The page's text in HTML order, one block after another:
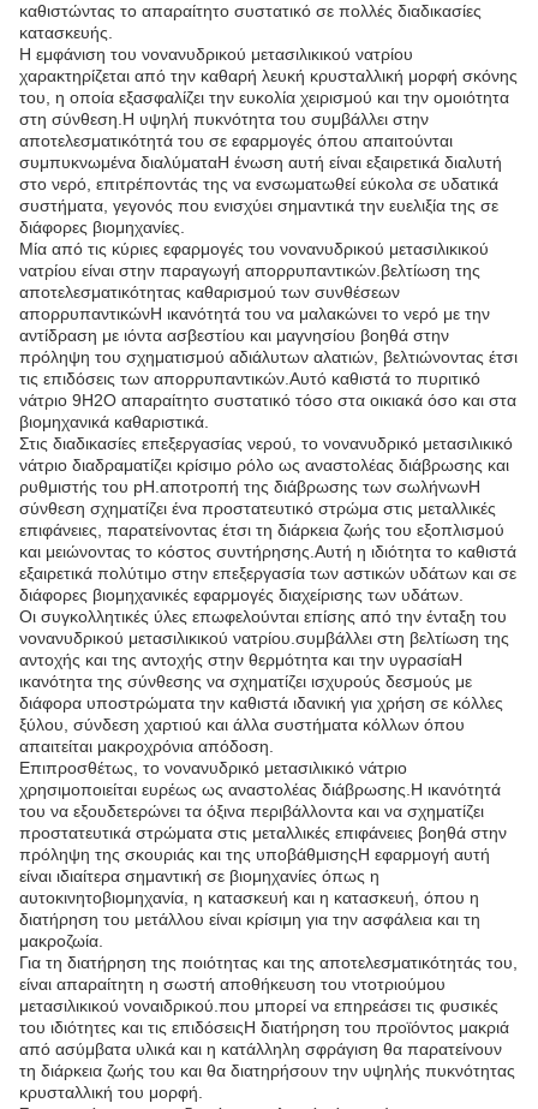
καθιστώντας το απαραίτητο συστατικό σε πολλές διαδικασίες
κατασκευής.
Η εμφάνιση του νονανυδρικού μετασιλικικού νατρίου
χαρακτηρίζεται από την καθαρή λευκή κρυσταλλική μορφή σκόνης
του, η οποία εξασφαλίζει την ευκολία χειρισμού και την ομοιότητα
στη σύνθεση.Η υψηλή πυκνότητα του συμβάλλει στην
αποτελεσματικότητά του σε εφαρμογές όπου απαιτούνται
συμπυκνωμένα διαλύματαΗ ένωση αυτή είναι εξαιρετικά διαλυτή
στο νερό, επιτρέποντάς της να ενσωματωθεί εύκολα σε υδατικά
συστήματα, γεγονός που ενισχύει σημαντικά την ευελιξία της σε
διάφορες βιομηχανίες.
Μία από τις κύριες εφαρμογές του νονανυδρικού μετασιλικικού
νατρίου είναι στην παραγωγή απορρυπαντικών.βελτίωση της
αποτελεσματικότητας καθαρισμού των συνθέσεων
απορρυπαντικώνΗ ικανότητά του να μαλακώνει το νερό με την
αντίδραση με ιόντα ασβεστίου και μαγνησίου βοηθά στην
πρόληψη του σχηματισμού αδιάλυτων αλατιών, βελτιώνοντας έτσι
τις επιδόσεις των απορρυπαντικών.Αυτό καθιστά το πυριτικό
νάτριο 9H2O απαραίτητο συστατικό τόσο στα οικιακά όσο και στα
βιομηχανικά καθαριστικά.
Στις διαδικασίες επεξεργασίας νερού, το νονανυδρικό μετασιλικικό
νάτριο διαδραματίζει κρίσιμο ρόλο ως αναστολέας διάβρωσης και
ρυθμιστής του pH.αποτροπή της διάβρωσης των σωλήνωνΗ
σύνθεση σχηματίζει ένα προστατευτικό στρώμα στις μεταλλικές
επιφάνειες, παρατείνοντας έτσι τη διάρκεια ζωής του εξοπλισμού
και μειώνοντας το κόστος συντήρησης.Αυτή η ιδιότητα το καθιστά
εξαιρετικά πολύτιμο στην επεξεργασία των αστικών υδάτων και σε
διάφορες βιομηχανικές εφαρμογές διαχείρισης των υδάτων.
Οι συγκολλητικές ύλες επωφελούνται επίσης από την ένταξη του
νονανυδρικού μετασιλικικού νατρίου.συμβάλλει στη βελτίωση της
αντοχής και της αντοχής στην θερμότητα και την υγρασίαΗ
ικανότητα της σύνθεσης να σχηματίζει ισχυρούς δεσμούς με
διάφορα υποστρώματα την καθιστά ιδανική για χρήση σε κόλλες
ξύλου, σύνδεση χαρτιού και άλλα συστήματα κόλλων όπου
απαιτείται μακροχρόνια απόδοση.
Επιπροσθέτως, το νονανυδρικό μετασιλικικό νάτριο
χρησιμοποιείται ευρέως ως αναστολέας διάβρωσης.Η ικανότητά
του να εξουδετερώνει τα όξινα περιβάλλοντα και να σχηματίζει
προστατευτικά στρώματα στις μεταλλικές επιφάνειες βοηθά στην
πρόληψη της σκουριάς και της υποβάθμισηςΗ εφαρμογή αυτή
είναι ιδιαίτερα σημαντική σε βιομηχανίες όπως η
αυτοκινητοβιομηχανία, η κατασκευή και η κατασκευή, όπου η
διατήρηση του μετάλλου είναι κρίσιμη για την ασφάλεια και τη
μακροζωία.
Για τη διατήρηση της ποιότητας και της αποτελεσματικότητάς του,
είναι απαραίτητη η σωστή αποθήκευση του ντοτριούμου
μετασιλικικού νοναιδρικού.που μπορεί να επηρεάσει τις φυσικές
του ιδιότητες και τις επιδόσειςΗ διατήρηση του προϊόντος μακριά
από ασύμβατα υλικά και η κατάλληλη σφράγιση θα παρατείνουν
τη διάρκεια ζωής του και θα διατηρήσουν την υψηλής πυκνότητας
κρυσταλλική του μορφή.